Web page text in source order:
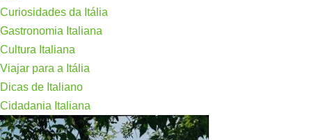
Curiosidades da Itália
Gastronomia Italiana
Cultura Italiana
Viajar para a Itália
Dicas de Italiano
Cidadania Italiana